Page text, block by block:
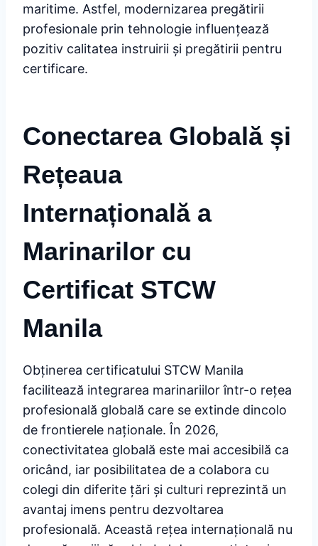
maritime. Astfel, modernizarea pregătirii
profesionale prin tehnologie influențează
pozitiv calitatea instruirii și pregătirii pentru
certificare.
Conectarea Globală și
Rețeaua
Internațională a
Marinarilor cu
Certificat STCW
Manila
Obținerea certificatului STCW Manila
facilitează integrarea marinariilor într-o rețea
profesională globală care se extinde dincolo
de frontierele naționale. În 2026,
conectivitatea globală este mai accesibilă ca
oricând, iar posibilitatea de a colabora cu
colegi din diferite țări și culturi reprezintă un
avantaj imens pentru dezvoltarea
profesională. Această rețea internațională nu